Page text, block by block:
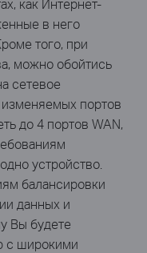
как Интернет-
в него
того, при
можно обойтись
сетевое
портов
до 4 портов WAN,
устройство.
балансировки
данных и
Вы будете
с широкими